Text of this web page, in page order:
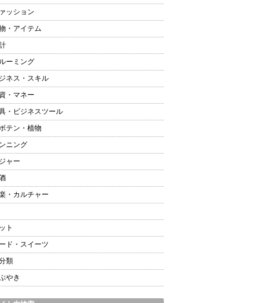
ッション
・アイテム
ーミング
ネス・スキル
・マネー
・ビジネスツール
テン・植物
ニング
ャー
・カルチャー
ト
ド・スイーツ
類
やき